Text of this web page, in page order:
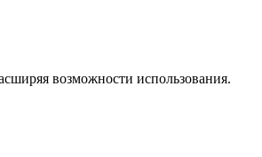
возможности использования.